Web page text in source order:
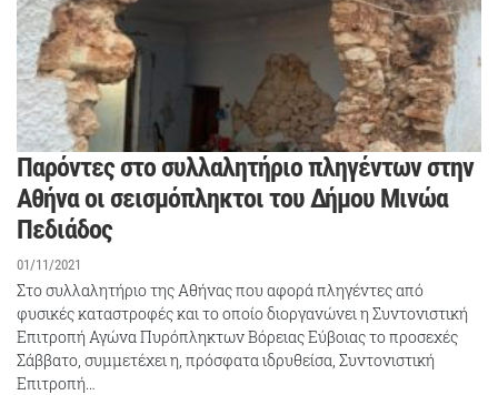
Παρόντες στο συλλαλητήριο πληγέντων στην
Αθήνα οι σεισμόπληκτοι του Δήμου Μινώα
Πεδιάδος
01/11/2021
Στο συλλαλητήριο της Αθήνας που αφορά πληγέντες από
φυσικές καταστροφές και το οποίο διοργανώνει η Συντονιστική
Επιτροπή Αγώνα Πυρόπληκτων Βόρειας Εύβοιας το προσεχές
Σάββατο, συμμετέχει η, πρόσφατα ιδρυθείσα, Συντονιστική
Επιτροπή…